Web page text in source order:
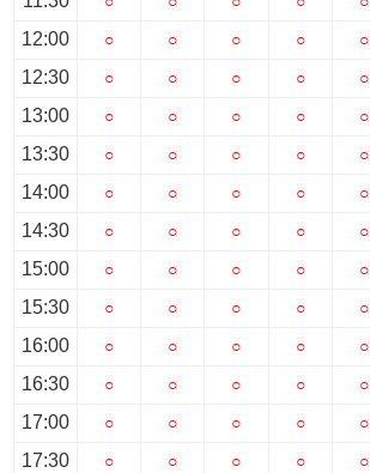
12:00
12:30
13:00
13:30
14:00
14:30
15:00
15:30
16:00
16:30
17:00
17:30
○
○
○
○
○
○
○
○
○
○
○
○
○
○
○
○
○
○
○
○
○
○
○
○
○
○
○
○
○
○
○
○
○
○
○
○
○
○
○
○
○
○
○
○
○
○
○
○
○
○
○
○
○
○
○
○
○
○
○
○